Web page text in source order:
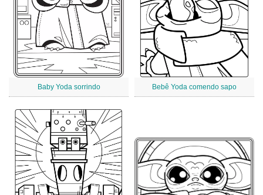
Baby Yoda sorrindo Bebê Yoda comendo sapo